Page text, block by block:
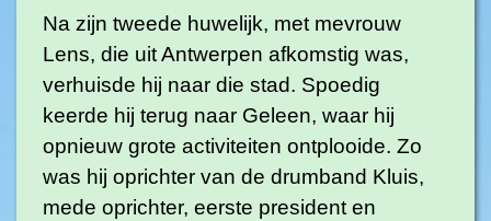
Na zijn tweede huwelijk, met mevrouw
Lens, die uit Antwerpen afkomstig was,
verhuisde hij naar die stad. Spoedig
keerde hij terug naar Geleen, waar hij
opnieuw grote activiteiten ontplooide. Zo
was hij oprichter van de drumband Kluis,
mede oprichter, eerste president en